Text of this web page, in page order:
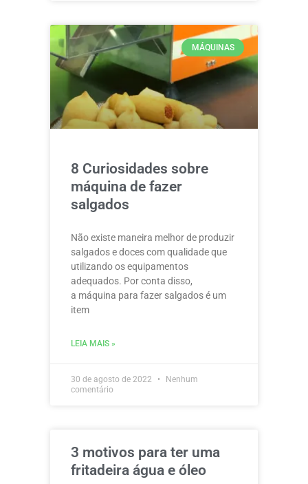
MÁQUINAS
8 Curiosidades sobre
máquina de fazer
salgados
Não existe maneira melhor de produzir
salgados e doces com qualidade que
utilizando os equipamentos
adequados. Por conta disso,
a máquina para fazer salgados é um
item
LEIA MAIS »
30 de agosto de 2022
Nenhum
comentário
3 motivos para ter uma
fritadeira água e óleo